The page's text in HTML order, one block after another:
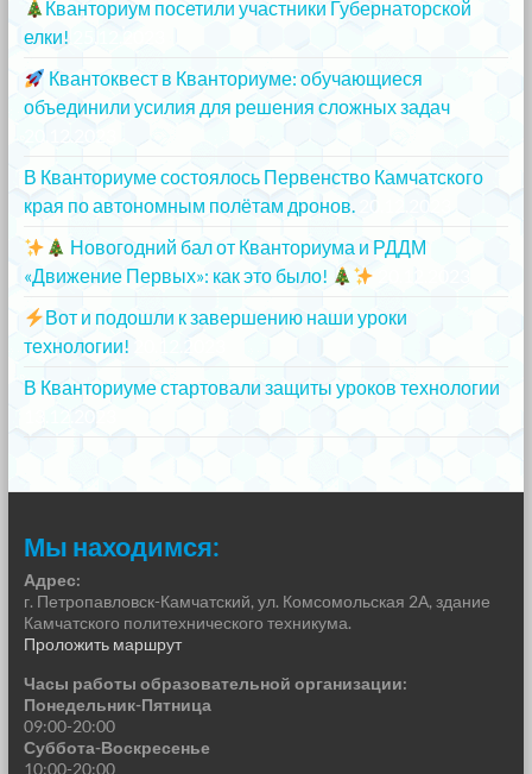
Кванториум посетили участники Губернаторской
елки!
Квантоквест в Кванториуме: обучающиеся
объединили усилия для решения сложных задач
В Кванториуме состоялось Первенство Камчатского
края по автономным полётам дронов.
Новогодний бал от Кванториума и РДДМ
«Движение Первых»: как это было!
Вот и подошли к завершению наши уроки
технологии!
В Кванториуме стартовали защиты уроков технологии
13.12.2023
Мы находимся:
Адрес:
г. Петропавловск-Камчатский, ул. Комсомольская 2А, здание
Камчатского политехнического техникума.
Проложить маршрут
Часы работы образовательной организации:
Понедельник-Пятница
09:00-20:00
Суббота-Воскресенье
10:00-20:00